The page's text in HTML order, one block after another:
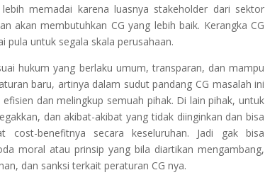
memadai karena luasnya stakeholder dari sektor
akan membutuhkan CG yang lebih baik. Kerangka CG
pula untuk segala skala perusahaan.
hukum yang berlaku umum, transparan, dan mampu
baru, artinya dalam sudut pandang CG masalah ini
dan melingkup semuah pihak. Di lain pihak, untuk
dan akibat-akibat yang tidak diinginkan dan bisa
cost-benefitnya secara keseluruhan. Jadi gak bisa
moral atau prinsip yang bila diartikan mengambang,
dan sanksi terkait peraturan CG nya.